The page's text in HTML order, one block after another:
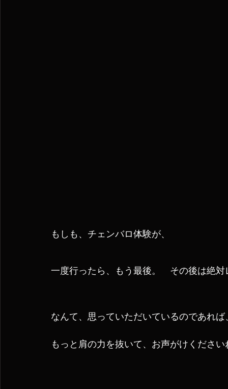
もしも、チェンバロ体験が、
一度行ったら、もう最後。　その後は絶
なんて、思っていただいているのであれば
もっと肩の力を抜いて、お声がけください